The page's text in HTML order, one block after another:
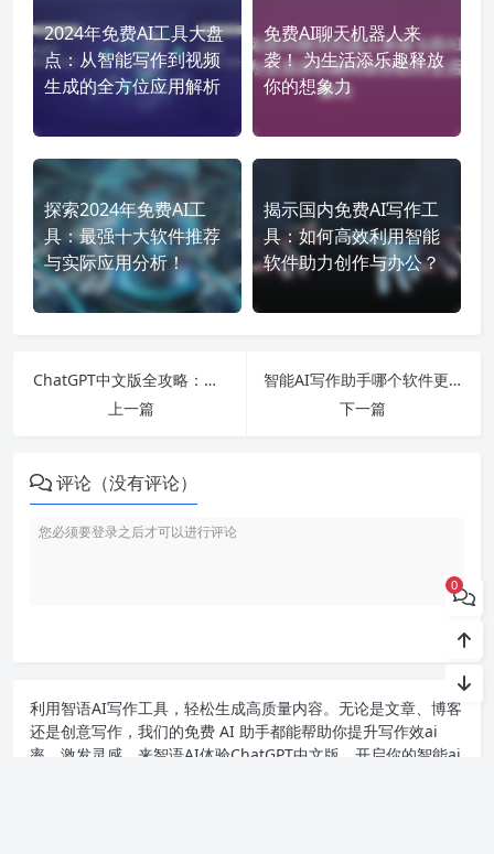
2024年免费AI工具大盘
点：从智能写作到视频
生成的全方位应用解析
免费AI聊天机器人来
袭！ 为生活添乐趣释放
你的想象力
探索2024年免费AI工
具：最强十大软件推荐
与实际应用分析！
揭示国内免费AI写作工
具：如何高效利用智能
软件助力创作与办公？
ChatGPT中文版全攻略：如何轻松设置和使用不同设备的中文模式
上一篇
智能AI写作助手哪个软件更好用？全网优惠下载推荐与功能揭秘！
下一篇
评论（没有评论）
利用智语AI写作工具，轻松生成高质量内容。无论是文章、博客
还是创意写作，我们的免费 AI 助手都能帮助你提升写作效ai
率，激发灵感。来智语AI体验ChatGPT中文版 ，开启你的智能ai
0